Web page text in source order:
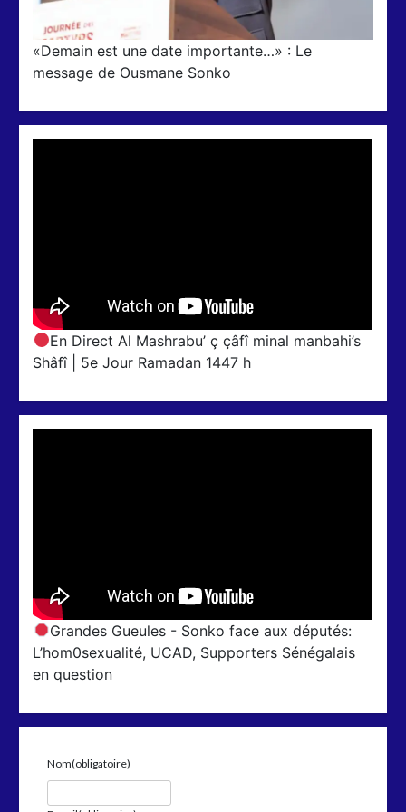
«Demain est une date importante…» : Le
message de Ousmane Sonko
En Direct Al Mashrabu’ ç çâfî minal manbahi’s
Shâfî | 5e Jour Ramadan 1447 h
Grandes Gueules - Sonko face aux députés:
L’hom0sexualité, UCAD, Supporters Sénégalais
en question
Nom(obligatoire)